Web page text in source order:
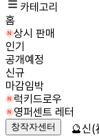
카테고리
홈
상시 판매
인기
공개예정
신규
마감임박
럭키드로우
영퍼센트 레터
창작자센터 🔮신(